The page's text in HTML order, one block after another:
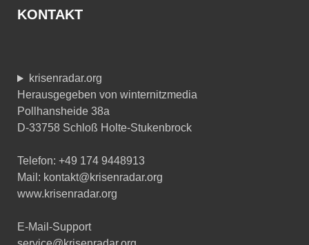
KONTAKT
krisenradar.org
Herausgegeben von winternitzmedia
Pollhansheide 38a
D-33758 Schloß Holte-Stukenbrock
Telefon: +49 174 9448913
Mail: kontakt@krisenradar.org
www.krisenradar.org
E-Mail-Support